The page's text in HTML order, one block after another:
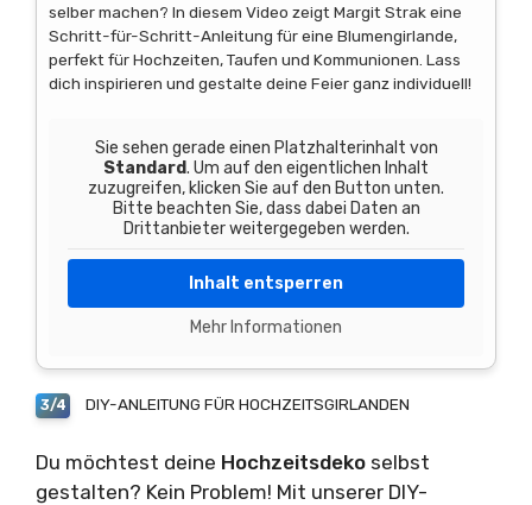
selber machen? In diesem Video zeigt Margit Strak eine
Schritt-für-Schritt-Anleitung für eine Blumengirlande,
perfekt für Hochzeiten, Taufen und Kommunionen. Lass
dich inspirieren und gestalte deine Feier ganz individuell!
Sie sehen gerade einen Platzhalterinhalt von
Standard. Um auf den eigentlichen Inhalt
zuzugreifen, klicken Sie auf den Button unten.
Bitte beachten Sie, dass dabei Daten an
Drittanbieter weitergegeben werden.
Inhalt entsperren
Mehr Informationen
3/4 DIY-ANLEITUNG FÜR HOCHZEITSGIRLANDEN
Du möchtest deine Hochzeitsdeko selbst
gestalten? Kein Problem! Mit unserer DIY-